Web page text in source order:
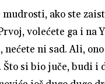
mudrosti, ako ste
volećete ga i na
ni sad. Ali,
si bio juče, budi i